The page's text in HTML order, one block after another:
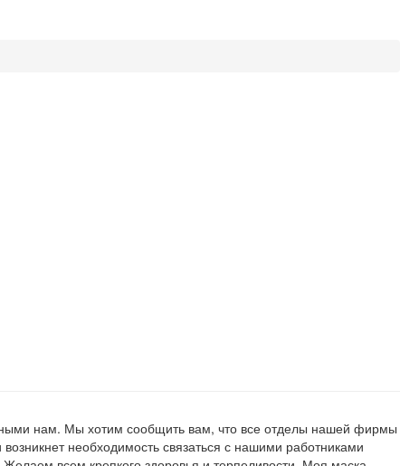
нам. Мы хотим сообщить вам, что все отделы нашей фирмы
необходимость связаться с нашими работниками